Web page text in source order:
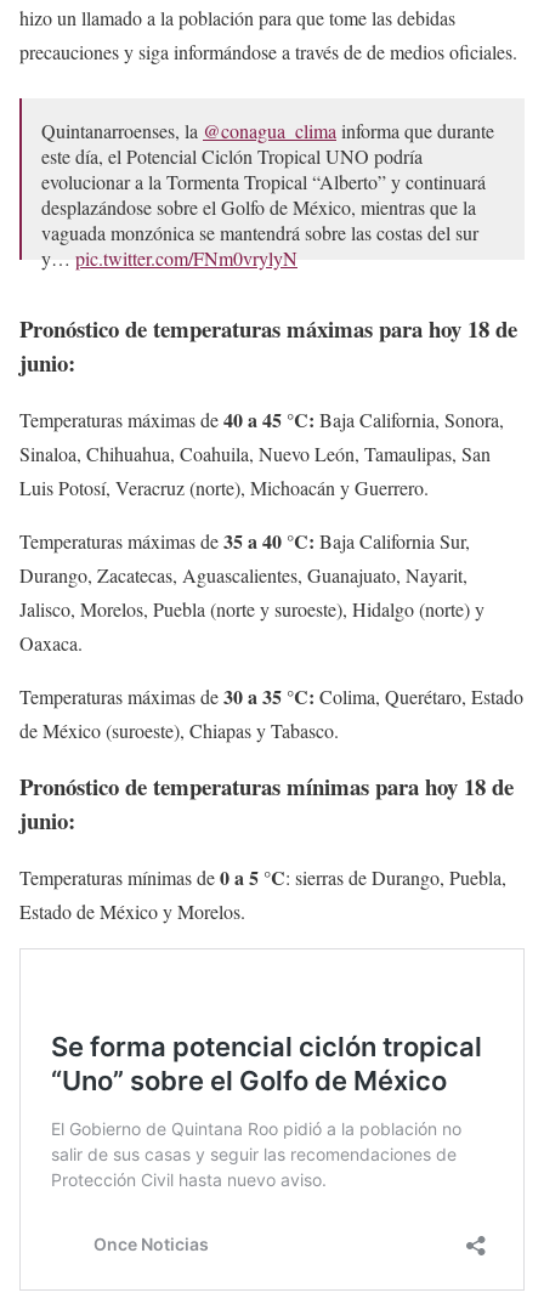
hizo un llamado a la población para que tome las debidas
precauciones y siga informándose a través de de medios oficiales.
Quintanarroenses, la @conagua_climainforma que durante
este día, el Potencial Ciclón Tropical UNO podría
evolucionar a la Tormenta Tropical “Alberto” y continuará
desplazándose sobre el Golfo de México, mientras que la
vaguada monzónica se mantendrá sobre las costas del sur
y… pic.twitter.com/FNm0vrylyN
Pronóstico de temperaturas máximas para hoy 18 de
junio:
Temperaturas máximas de40 a 45 °C: Baja California, Sonora,
Sinaloa, Chihuahua, Coahuila, Nuevo León, Tamaulipas, San
Luis Potosí, Veracruz (norte), Michoacán y Guerrero.
Temperaturas máximas de35 a 40 °C: Baja California Sur,
Durango, Zacatecas, Aguascalientes, Guanajuato, Nayarit,
Jalisco, Morelos, Puebla (norte y suroeste), Hidalgo (norte) y
Oaxaca.
Temperaturas máximas de30 a 35 °C: Colima, Querétaro, Estado
de México (suroeste), Chiapas y Tabasco.
Pronóstico de temperaturas mínimas para hoy 18 de
junio:
Temperaturas mínimas de0 a 5 °C: sierras de Durango, Puebla,
Estado de México y Morelos.